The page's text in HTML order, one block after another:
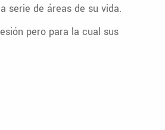
serie de áreas de su vida.
pero para la cual sus